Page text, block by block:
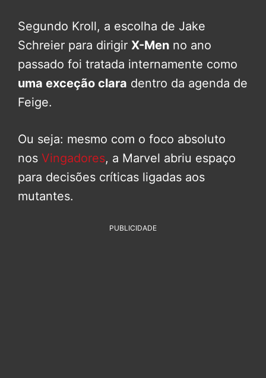
Segundo Kroll, a escolha de Jake
Schreier para dirigir X-Men no ano
passado foi tratada internamente como
uma exceção clara dentro da agenda de
Feige.
Ou seja: mesmo com o foco absoluto
nos Vingadores, a Marvel abriu espaço
para decisões críticas ligadas aos
mutantes.
PUBLICIDADE